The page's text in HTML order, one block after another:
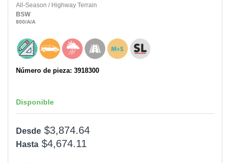
All-Season / Highway Terrain
BSW
800/A/A
Número de pieza: 3918300
Disponible
Desde $3,874.64
Hasta $4,674.11